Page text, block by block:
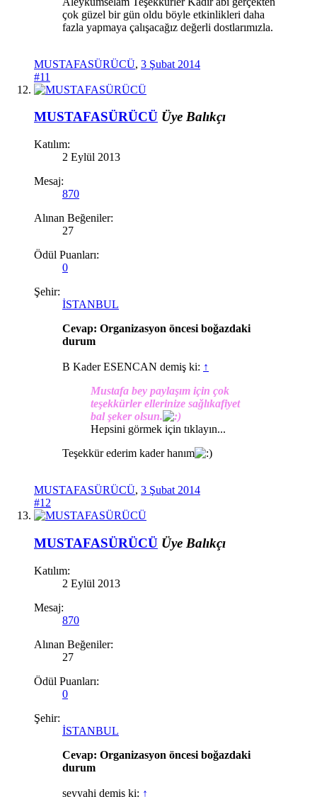
çok güzel bir gün oldu böyle etkinlikleri daha
fazla yapmaya çalışacağız değerli dostlarımızla.
MUSTAFASÜRÜCÜ, 3 Şubat 2014
#11
MUSTAFASÜRÜCÜ Üye Balıkçı
Katılım:
2 Eylül 2013
Mesaj:
870
Alınan Beğeniler:
27
Ödül Puanları:
0
Şehir:
İSTANBUL
Cevap: Organizasyon öncesi boğazdaki
durum
B Kader ESENCAN demiş ki: ↑
Mustafa bey paylaşım için çok
teşekkürler ellerinize sağlıkafiyet
bal şeker olsun.
Hepsini görmek için tıklayın...
Teşekkür ederim kader hanım
MUSTAFASÜRÜCÜ, 3 Şubat 2014
#12
MUSTAFASÜRÜCÜ Üye Balıkçı
Katılım:
2 Eylül 2013
Mesaj:
870
Alınan Beğeniler:
27
Ödül Puanları:
0
Şehir:
İSTANBUL
Cevap: Organizasyon öncesi boğazdaki
durum
seyyahi demiş ki: ↑